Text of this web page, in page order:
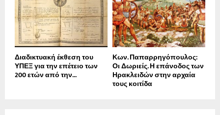
Διαδικτυακή έκθεση του
ΥΠΕΞ για την επέτειο των
200 ετών από την...
Κων. Παπαρρηγόπουλος:
Οι Δωριείς. Η επάνοδος των
Ηρακλειδών στην αρχαία
τους κοιτίδα